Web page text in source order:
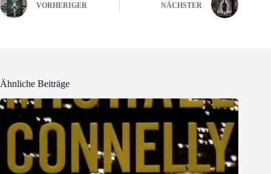
VORHERIGER NÄCHSTER
Ähnliche Beiträge